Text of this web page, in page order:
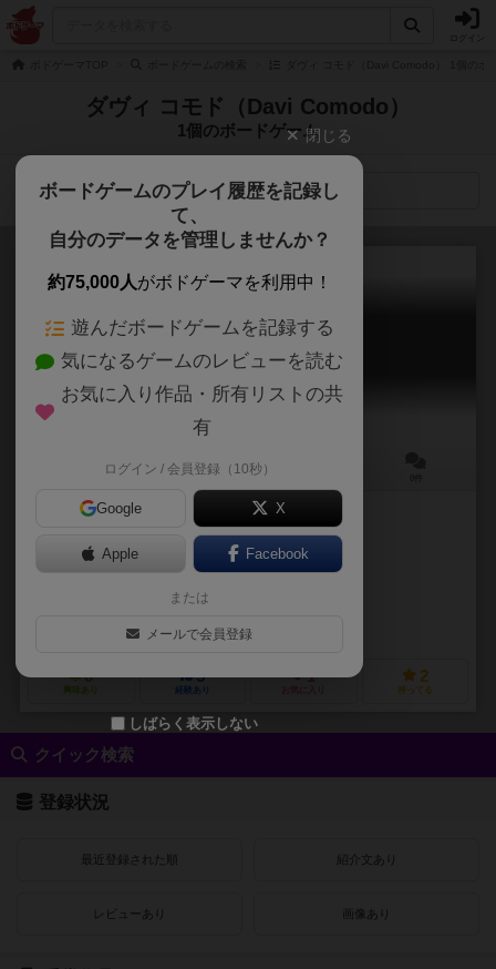
ダヴィ コモド（Davi Comodo）
1個のボードゲーム
検索メニュー
シロタール：アンヒンジド
Xylotar: Unhinged
30分前後
作品説明文の編集者を募集中
クリストファー・レイ（Christopher Wray）
ダヴィ・コモド（Davi Comodo）
ベジエゲームズ（Bezier Games）
0
興味あり
5
経験あり
1 2
持ってる
クイック検索
登録状況
最近登録された順 紹介文あり
レビューあり 画像あり
閉じる
ボードゲームのプレイ履歴を記録し
て、
自分のデータを管理しませんか？
約75,000人がボドゲーマを利用中！
遊んだボードゲームを記録する
気になるゲームのレビューを読む
お気に入り作品・所有リストの共
有
ログイン / 会員登録（10秒）
Google X
Apple Facebook
または
メールで会員登録
しばらく表示しない